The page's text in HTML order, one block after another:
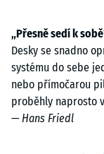
„Přesně sedí k
Desky se snadno
systému do sebe
nebo přímočarou
proběhly naprosto
— Hans Friedl